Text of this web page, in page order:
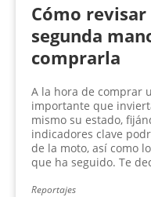
Cómo
segunda
comprarla
A la hora de comprar
importante que
mismo su estado,
indicadores clave
de la moto, así como
que ha seguido. Te
Reportajes